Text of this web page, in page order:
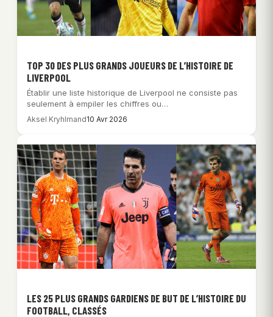
TOP 30 DES PLUS GRANDS JOUEURS DE L’HISTOIRE DE
LIVERPOOL
Établir une liste historique de Liverpool ne consiste pas
seulement à empiler les chiffres ou…
Aksel Kryhlmand10 Avr 2026
LES 25 PLUS GRANDS GARDIENS DE BUT DE L’HISTOIRE DU
FOOTBALL, CLASSÉS